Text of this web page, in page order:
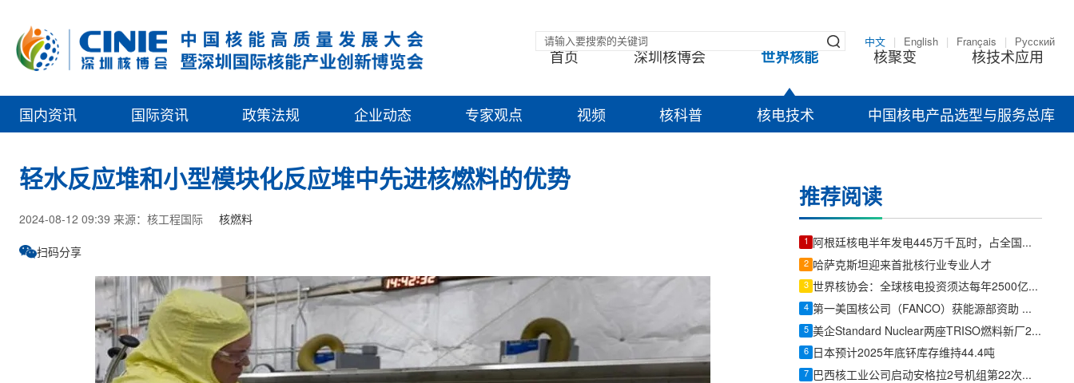
中文 English Français Русский
首页 深圳核博会 世界核能 核聚变 核技术应用
国内资讯 国际资讯 政策法规 企业动态 专家观点 视频 核科普 核电技术 中国核电产品选型与服务总库
轻水反应堆和小型模块化反应堆中先进核燃料的优势
2024-08-12 09:39 来源：核工程国际 核燃料
扫码分享
推荐阅读
1 阿根廷核电半年发电445万千瓦时，占全国电力7%以上、满足600万人居民用电
2 哈萨克斯坦迎来首批核行业专业人才
3 世界核协会：全球核电投资须达每年2500亿美元，方能支撑2050年三倍装机目标
4 第一美国核公司（FANCO）获能源部资助 加速新型核反应堆研发
5 美企Standard Nuclear两座TRISO燃料新厂2026年内投产，美国独立产能再扩容
6 日本预计2025年底钚库存维持44.4吨
7 巴西核工业公司启动安格拉2号机组第22次换料燃料生产